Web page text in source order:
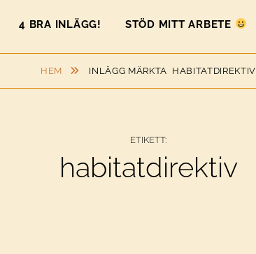
4 BRA INLÄGG! STÖD MITT ARBETE
HEM INLÄGG MÄRKTA HABITATDIREKTIV
ETIKETT:
habitatdirektiv